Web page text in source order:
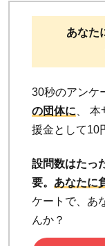
あなた
30秒のアンケ
の団体に 、
援金として10
設問数はたっ
要。 あなたに
ケートで、あ
んか？